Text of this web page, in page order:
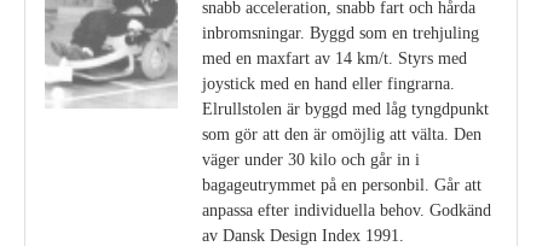
snabb acceleration, snabb fart och hårda
inbromsningar. Byggd som en trehjuling
med en maxfart av 14 km/t. Styrs med
joystick med en hand eller fingrarna.
Elrullstolen är byggd med låg tyngdpunkt
som gör att den är omöjlig att välta. Den
väger under 30 kilo och går in i
bagageutrymmet på en personbil. Går att
anpassa efter individuella behov. Godkänd
av Dansk Design Index 1991.